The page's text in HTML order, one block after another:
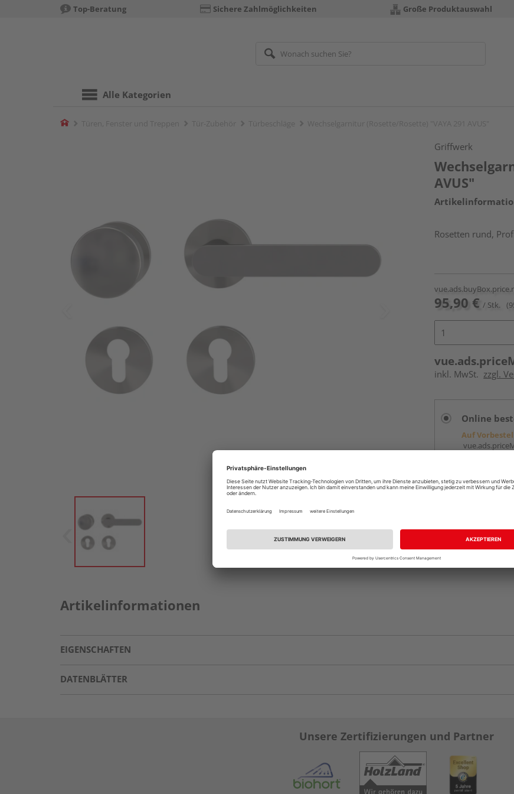
Top-Beratung Sichere Zahlmöglichkeiten Große Produktauswahl
Alle Kategorien
Home
Griffwerk
AVUS"
Rosetten rund,
95,90 € / Stk.
inkl. MwSt. zzgl.
Online
Auf
Beim
Auf
Artikelinformationen
EIGENSCHAFTEN
DATENBLÄTTER
Unsere Zertifizierungen und Partner